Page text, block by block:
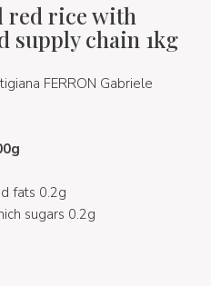
red rice with
supply chain 1kg
FERRON Gabriele
fats 0.2g
sugars 0.2g